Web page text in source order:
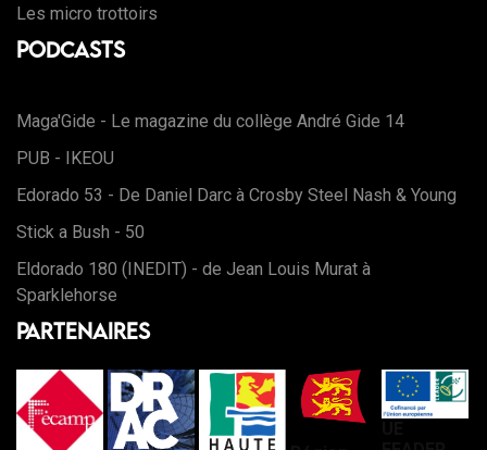
Les micro trottoirs
Podcasts
Maga'Gide - Le magazine du collège André Gide 14
PUB - IKEOU
Edorado 53 - De Daniel Darc à Crosby Steel Nash & Young
Stick a Bush - 50
Eldorado 180 (INEDIT) - de Jean Louis Murat à
Sparklehorse
Partenaires